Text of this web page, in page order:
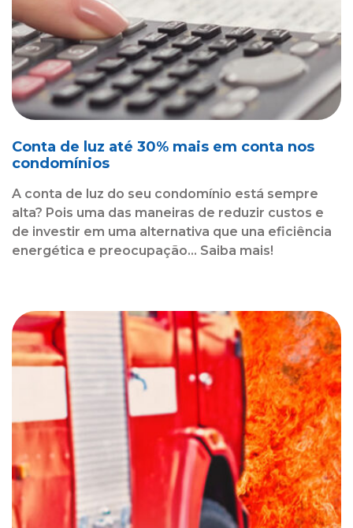
Conta de luz até 30% mais em conta nos
condomínios
A conta de luz do seu condomínio está sempre
alta? Pois uma das maneiras de reduzir custos e
de investir em uma alternativa que una eficiência
energética e preocupação... Saiba mais!